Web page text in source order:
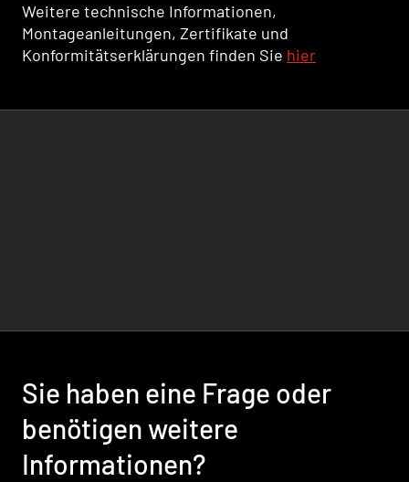
Weitere technische Informationen,
Montageanleitungen, Zertifikate und
Konformitätserklärungen finden Sie hier
Sie haben eine Frage oder
benötigen weitere
Informationen?